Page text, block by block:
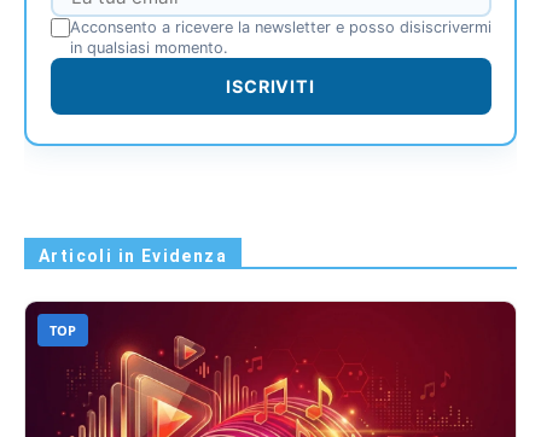
Acconsento a ricevere la newsletter e posso disiscrivermi
in qualsiasi momento.
ISCRIVITI
Articoli in Evidenza
TOP